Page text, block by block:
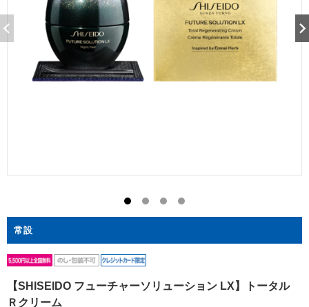
常設
【SHISEIDO フューチャーソリューション LX】トータル
Ｒクリーム